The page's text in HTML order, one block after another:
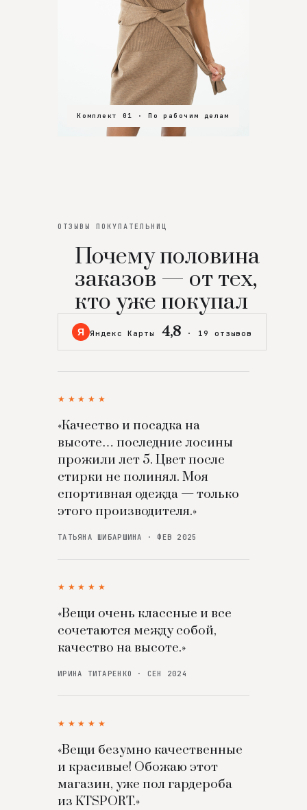
Комплект 01 · По рабочим делам
Комплект 02 · В зал
Комплект 03 · На особенный вечер
ОТЗЫВЫ ПОКУПАТЕЛЬНИЦ
Почему половина
заказов — от тех,
кто уже покупал
Я Яндекс Карты 4,8 · 19 отзывов
★★★★★
«Качество и посадка на
высоте… последние лосины
прожили лет 5. Цвет после
стирки не полинял. Моя
спортивная одежда — только
этого производителя.»
ТАТЬЯНА ШИБАРШИНА · ФЕВ 2025
★★★★★
«Вещи очень классные и все
сочетаются между собой,
качество на высоте.»
ИРИНА ТИТАРЕНКО · СЕН 2024
★★★★★
«Вещи безумно качественные
и красивые! Обожаю этот
магазин, уже пол гардероба
из KTSPORT.»